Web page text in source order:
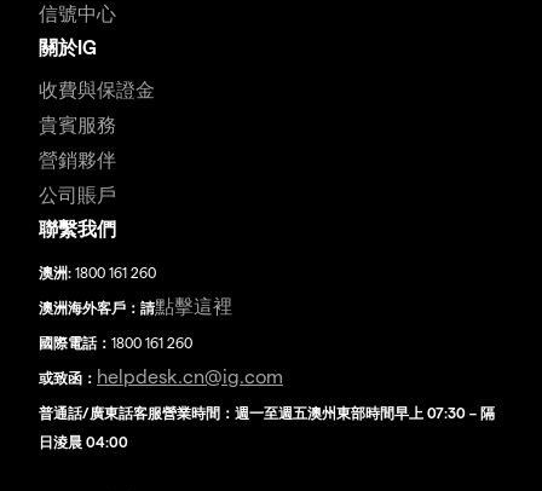
信號中心
關於IG
收費與保證金
貴賓服務
營銷夥伴
公司賬戶
聯繫我們
澳洲: 1800 161 260
澳洲海外客戶：請點擊這裡
國際電話： 1800 161 260
或致函： helpdesk.cn@ig.com
普通話/廣東話客服營業時間：週一至週五澳州東部時間早上 07:30 – 隔
日淩晨 04:00